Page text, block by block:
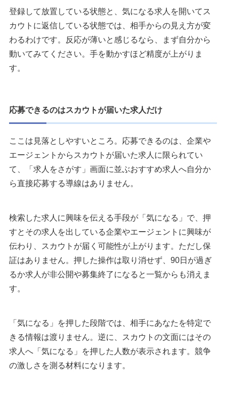
登録して放置している状態と、気になる求人を開いてス
カウトに返信している状態では、相手からの見え方が変
わるわけです。反応が薄いと感じるなら、まず自分から
動いてみてください。手を動かすほど精度が上がりま
す。
応募できるのはスカウトが届いた求人だけ
ここは見落としやすいところ。応募できるのは、企業や
エージェントからスカウトが届いた求人に限られてい
て、「求人をさがす」画面に並ぶおすすめ求人へ自分か
ら直接応募する導線はありません。
検索した求人に興味を伝える手段が「気になる」で、押
すとその求人を出している企業やエージェントに興味が
伝わり、スカウトが届く可能性が上がります。ただし保
証はありません。押した操作は取り消せず、90日が過ぎ
るか求人が非公開や募集終了になると一覧からも消えま
す。
「気になる」を押した段階では、相手にあなたを特定で
きる情報は渡りません。逆に、スカウトの文面にはその
求人へ「気になる」を押した人数が表示されます。競争
の激しさを測る材料になります。